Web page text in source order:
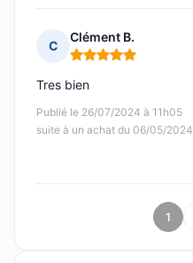
C
Clément B.
Note : 5 sur 5
Publié le 26/07/2024 à 11h05
suite à un achat du 06/05/2024
Tres bien
1